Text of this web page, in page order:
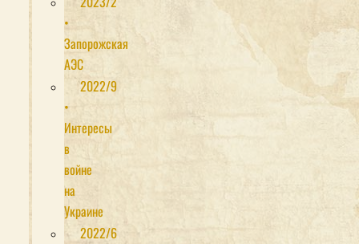
•
Запорожская
АЭС
2022/9
•
Интересы
в
войне
на
Украине
2022/6